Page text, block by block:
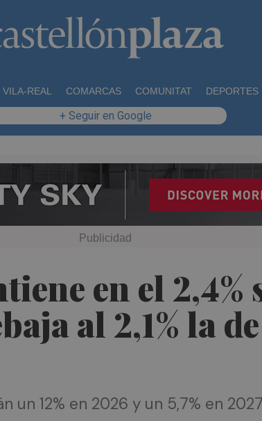
VILA-REAL COMARCAS COMUNITAT DEPORTES
+ Seguir en Google
en el
al 2,1% la
un 12% en 2026 y un 5,7% en